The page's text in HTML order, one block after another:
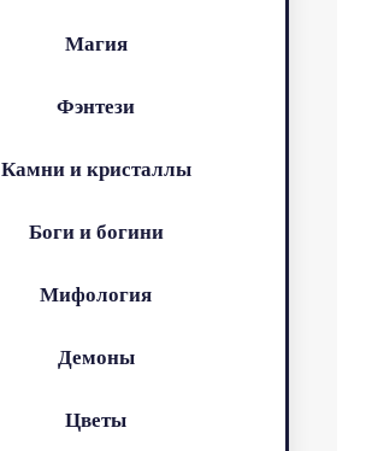
Магия
Фэнтези
Камни и кристаллы
Боги и богини
Мифология
Демоны
Цветы